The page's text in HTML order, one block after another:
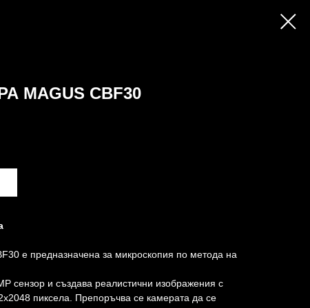
MAGUS CBF30
е предназначена за микроскопия по метода на
сензор и създава реалистични изображения с
пиксела. Препоръчва се камерата да се